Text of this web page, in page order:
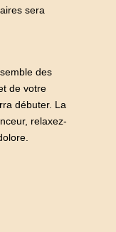
sera
des
de votre
débuter. La
relaxez-